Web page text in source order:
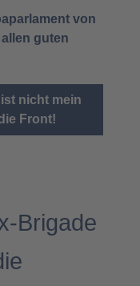
von
guten
nicht mein
Front!
Brigade